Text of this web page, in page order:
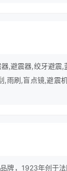
,避震器,绞牙避震,
雨刷,盲点镜,避震机
牌，1923年创于法